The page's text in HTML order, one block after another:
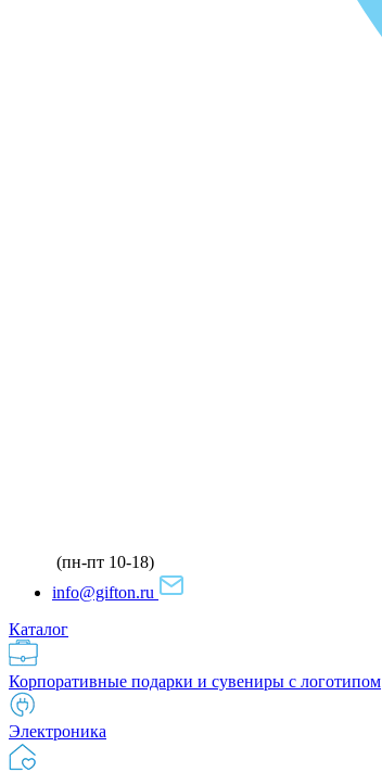
(пн-пт 10-18)
info@gifton.ru
Каталог
Корпоративные подарки и сувениры с логотипом
Электроника